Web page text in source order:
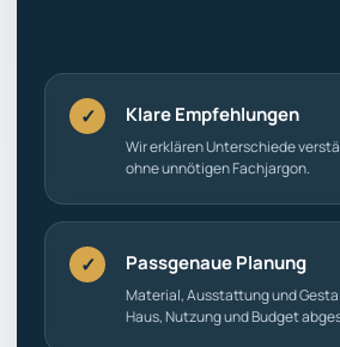
✓ Klare Empfehlungen
Wir erklären Unterschiede
ohne unnötigen Fachjargon.
✓ Passgenaue Planung
Material, Ausstattung und
Haus, Nutzung und Budget